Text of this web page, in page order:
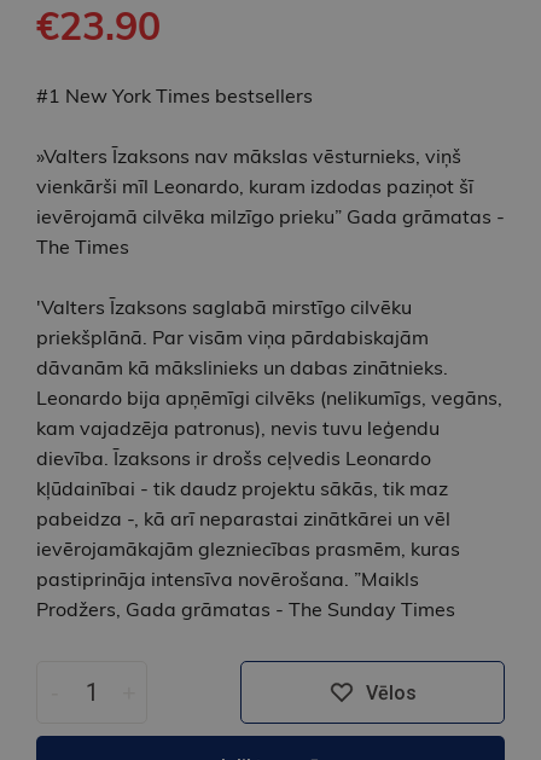
€23.90
#1 New York Times bestsellers
»Valters Īzaksons nav mākslas vēsturnieks, viņš
vienkārši mīl Leonardo, kuram izdodas paziņot šī
ievērojamā cilvēka milzīgo prieku” Gada grāmatas -
The Times
'Valters Īzaksons saglabā mirstīgo cilvēku
priekšplānā. Par visām viņa pārdabiskajām
dāvanām kā mākslinieks un dabas zinātnieks.
Leonardo bija apņēmīgi cilvēks (nelikumīgs, vegāns,
kam vajadzēja patronus), nevis tuvu leģendu
dievība. Īzaksons ir drošs ceļvedis Leonardo
kļūdainībai - tik daudz projektu sākās, tik maz
pabeidza -, kā arī neparastai zinātkārei un vēl
ievērojamākajām glezniecības prasmēm, kuras
pastiprināja intensīva novērošana. ”Maikls
Prodžers, Gada grāmatas - The Sunday Times
Vēlos